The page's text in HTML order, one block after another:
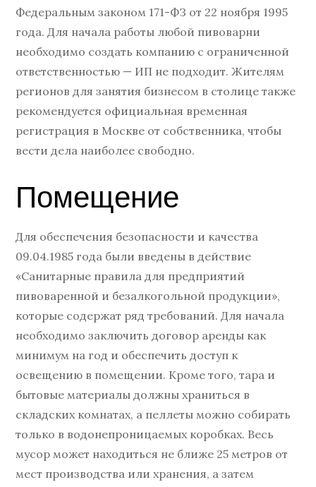
Федеральным законом 171-ФЗ от 22 ноября 1995
года. Для начала работы любой пивоварни
необходимо создать компанию с ограниченной
ответственностью — ИП не подходит. Жителям
регионов для занятия бизнесом в столице также
рекомендуется официальная временная
регистрация в Москве от собственника, чтобы
вести дела наиболее свободно.
Помещение
Для обеспечения безопасности и качества
09.04.1985 года были введены в действие
«Санитарные правила для предприятий
пивоваренной и безалкогольной продукции»,
которые содержат ряд требований. Для начала
необходимо заключить договор аренды как
минимум на год и обеспечить доступ к
освещению в помещении. Кроме того, тара и
бытовые материалы должны храниться в
складских комнатах, а пеллеты можно собирать
только в водонепроницаемых коробках. Весь
мусор может находиться не ближе 25 метров от
мест производства или хранения, а затем